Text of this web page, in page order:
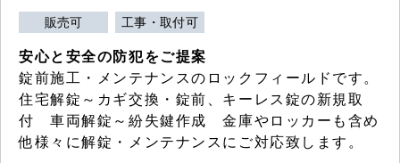
販売可 工事・取付可
安心と安全の防犯をご提案
錠前施工・メンテナンスのロックフィールドです。
住宅解錠～カギ交換・錠前、キーレス錠の新規取
付 車両解錠～紛失鍵作成 金庫やロッカーも含め
他様々に解錠・メンテナンスにご対応致します。